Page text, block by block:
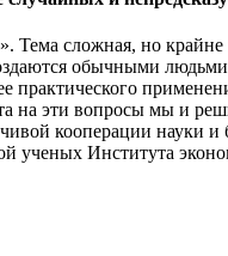
Тема сложная, но
обычными
практического
на эти вопросы мы и
кооперации науки и
ученых Института